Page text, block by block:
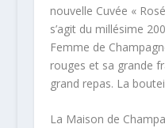
nouvelle Cuvée «
s’agit du millésime
Femme de
rouges et sa grande
grand repas. La
La Maison de